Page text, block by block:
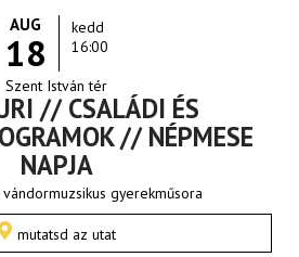
AUG
18
kedd
16:00
Szent István tér
// CSALÁDI ÉS
// NÉPMESE
NAPJA
gyerekműsora
mutatsd az utat